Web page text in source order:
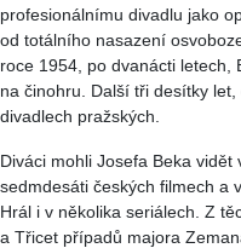
profesionálnímu divadlu jako
od totálního nasazení
roce 1954, po dvanácti letech,
na činohru. Další tři desítky
divadlech pražských.
Diváci mohli Josefa Beka
sedmdesáti českých filmech a
Hrál i v několika seriálech. Z
a Třicet případů majora